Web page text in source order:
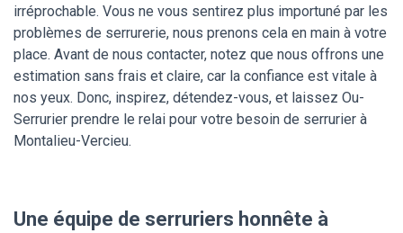
irréprochable. Vous ne vous sentirez plus importuné par les
problèmes de serrurerie, nous prenons cela en main à votre
place. Avant de nous contacter, notez que nous offrons une
estimation sans frais et claire, car la confiance est vitale à
nos yeux. Donc, inspirez, détendez-vous, et laissez Ou-
Serrurier prendre le relai pour votre besoin de serrurier à
Montalieu-Vercieu.
Une équipe de serruriers honnête à